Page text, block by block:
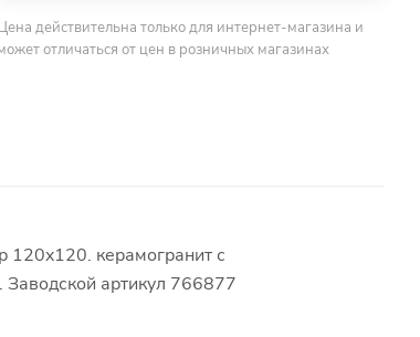
действительна только для интернет-магазина и
отличаться от цен в розничных магазинах
керамогранит с
артикул 766877